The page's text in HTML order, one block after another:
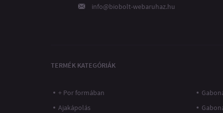
info@biobolt-webaruhaz.hu
TERMÉK KATEGÓRIÁK
+ Por formában
Ajakápolás